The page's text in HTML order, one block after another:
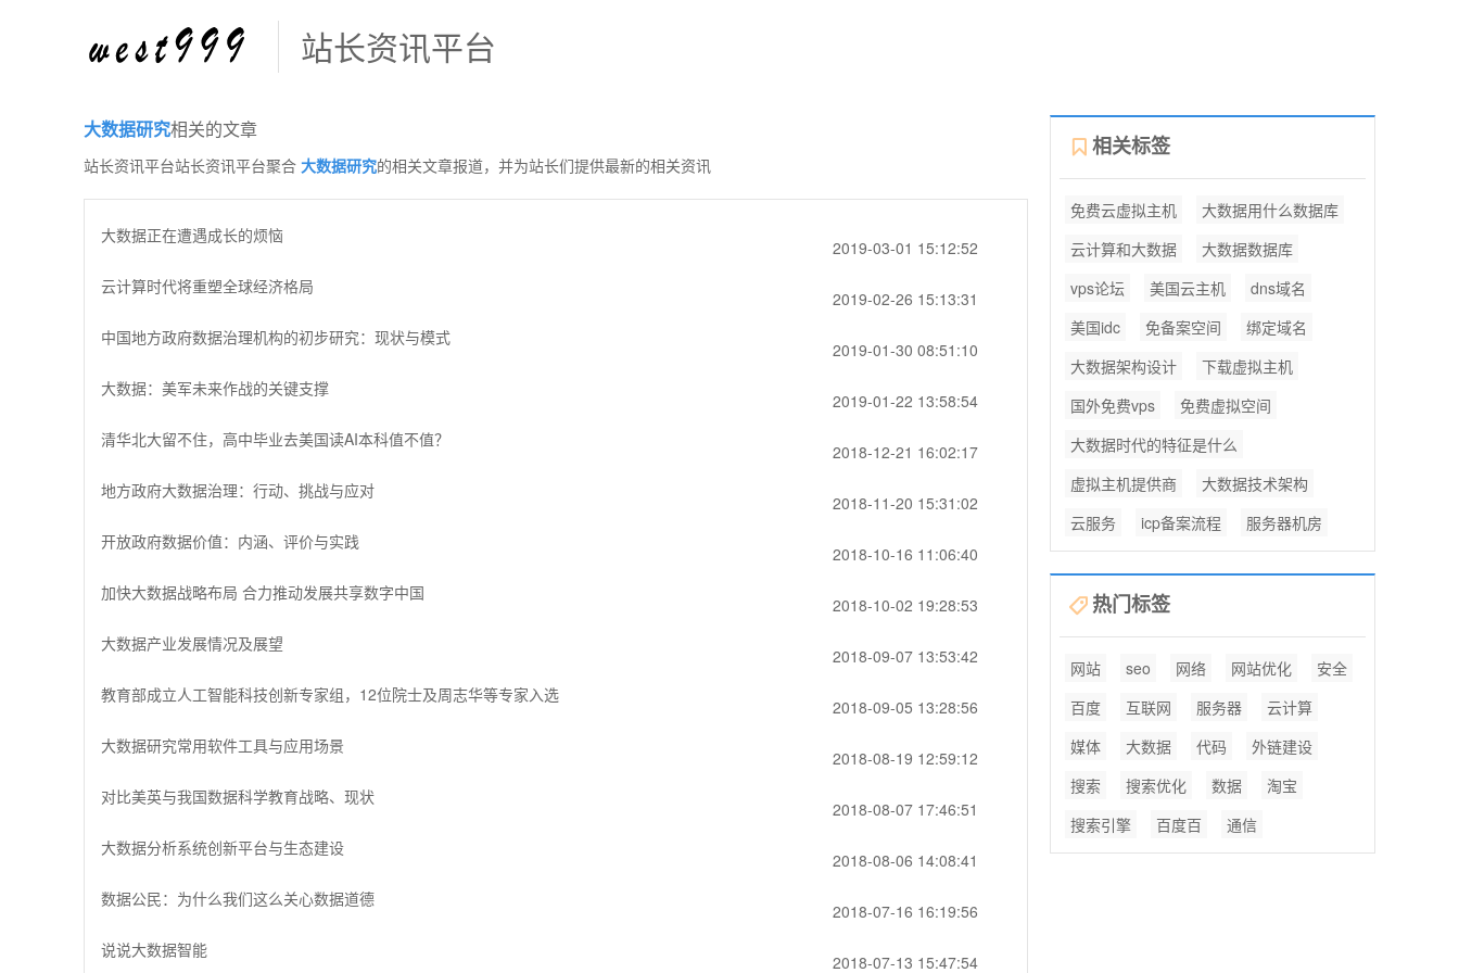
站长资讯平台
大数据研究相关的文章
站长资讯平台站长资讯平台聚合 大数据研究的相关文章报道，并为站长们提供最新的相关资讯
大数据正在遭遇成长的烦恼
2019-03-01 15:12:52
云计算时代将重塑全球经济格局
2019-02-26 15:13:31
中国地方政府数据治理机构的初步研究：现状与模式
2019-01-30 08:51:10
大数据：美军未来作战的关键支撑
2019-01-22 13:58:54
清华北大留不住，高中毕业去美国读AI本科值不值？
2018-12-21 16:02:17
地方政府大数据治理：行动、挑战与应对
2018-11-20 15:31:02
开放政府数据价值：内涵、评价与实践
2018-10-16 11:06:40
加快大数据战略布局 合力推动发展共享数字中国
2018-10-02 19:28:53
大数据产业发展情况及展望
2018-09-07 13:53:42
教育部成立人工智能科技创新专家组，12位院士及周志华等专家入选
2018-09-05 13:28:56
大数据研究常用软件工具与应用场景
2018-08-19 12:59:12
对比美英与我国数据科学教育战略、现状
2018-08-07 17:46:51
大数据分析系统创新平台与生态建设
2018-08-06 14:08:41
数据公民：为什么我们这么关心数据道德
2018-07-16 16:19:56
说说大数据智能
2018-07-13 15:47:54
相关标签
免费云虚拟主机
大数据用什么数据库
云计算和大数据
大数据数据库
vps论坛
美国云主机
dns域名
美国idc
免备案空间
绑定域名
大数据架构设计
下载虚拟主机
国外免费vps
免费虚拟空间
大数据时代的特征是什么
虚拟主机提供商
大数据技术架构
云服务
icp备案流程 服务器机房
热门标签
网站 seo 网络 网站优化
安全
百度
互联网 服务器
云计算
媒体
大数据 代码
外链建设
搜索
搜索优化 数据
淘宝
搜索引擎
百度百 通信